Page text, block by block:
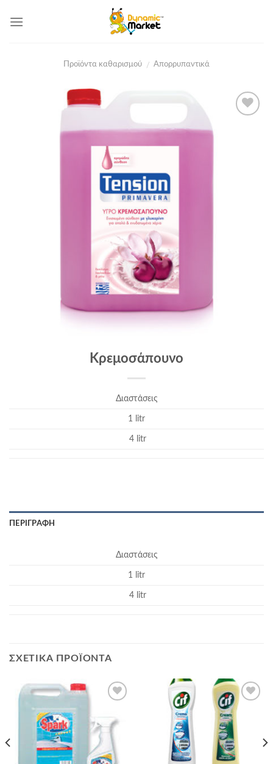
Προϊόντα καθαρισμού / Απορρυπαντικά
Κρεμοσάπουνο
Διαστάσεις
1 litr
4 litr
ΠΕΡΙΓΡΑΦΉ
Διαστάσεις
1 litr
4 litr
ΣΧΕΤΙΚΆ ΠΡΟΪΌΝΤΑ
Wishlist
Wishlist